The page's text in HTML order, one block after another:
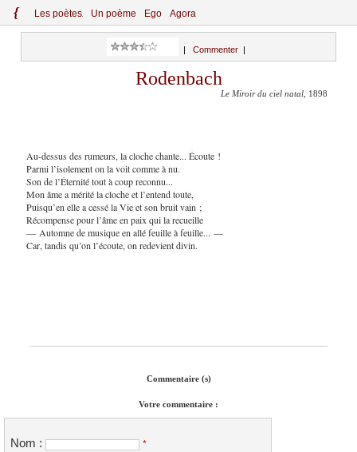
{ Les poètes Un poème Ego Agora
Commenter
Rodenbach
Le Miroir du ciel natal , 1898
Au-dessus des rumeurs, la cloche chante... Écoute !
Parmi l’isolement on la voit comme à nu.
Son de l’Éternité tout à coup reconnu...
Mon âme a mérité la cloche et l’entend toute,
Puisqu’en elle a cessé la Vie et son bruit vain ;
Récompense pour l’âme en paix qui la recueille
— Automne de musique en allé feuille à feuille... —
Car, tandis qu’on l’écoute, on redevient divin.
Commentaire (s)
Votre commentaire :
Nom : *